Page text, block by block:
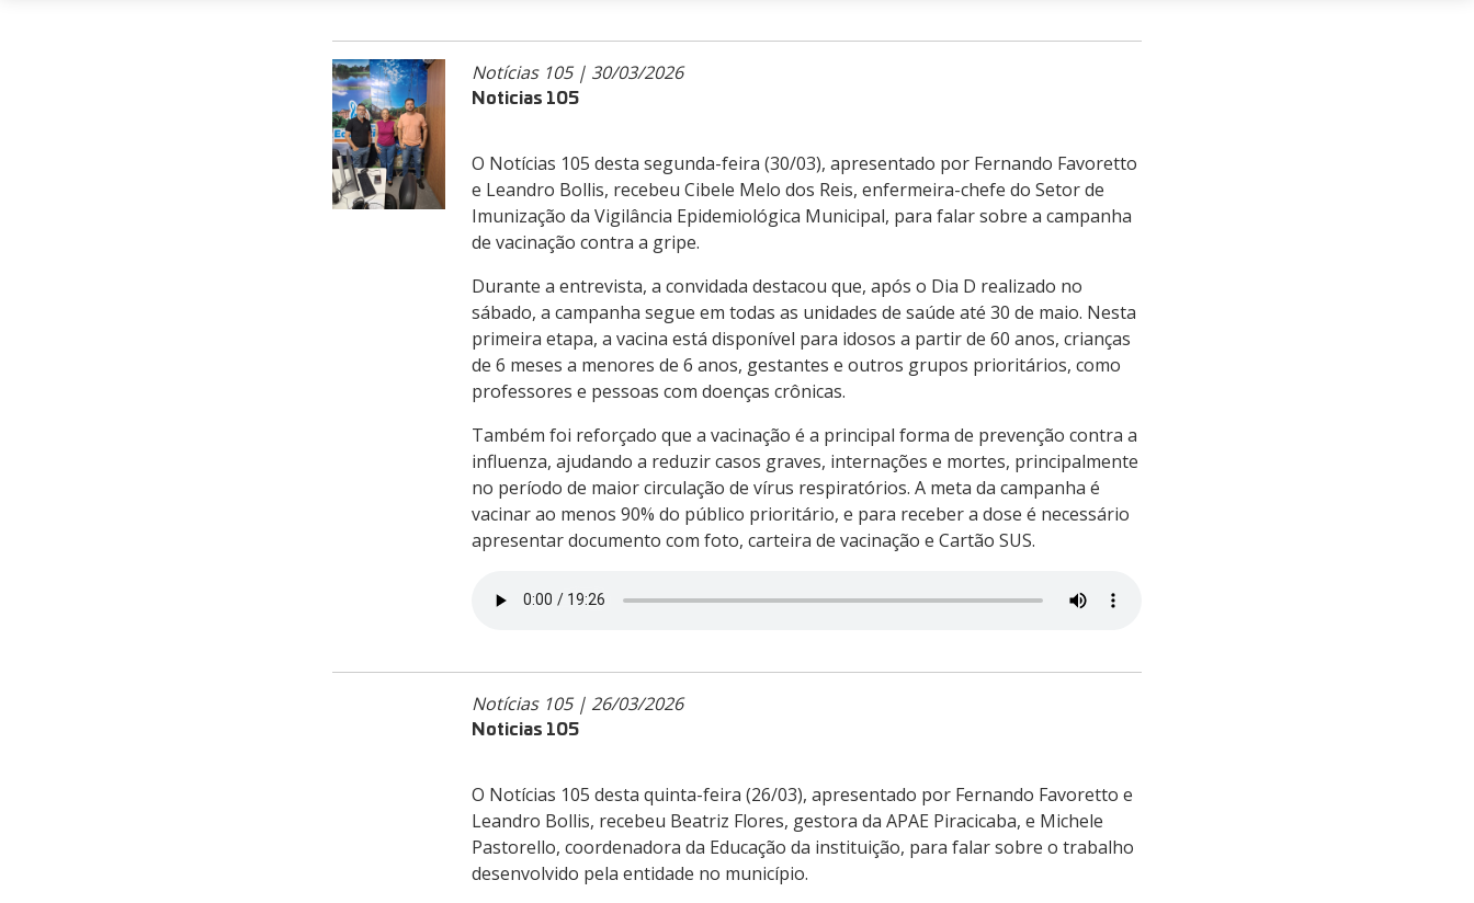
Notícias 105 | 30/03/2026
Noticias 105
O Notícias 105 desta segunda-feira (30/03), apresentado por Fernando Favoretto
e Leandro Bollis, recebeu Cibele Melo dos Reis, enfermeira-chefe do Setor de
Imunização da Vigilância Epidemiológica Municipal, para falar sobre a campanha
de vacinação contra a gripe.
Durante a entrevista, a convidada destacou que, após o Dia D realizado no
sábado, a campanha segue em todas as unidades de saúde até 30 de maio. Nesta
primeira etapa, a vacina está disponível para idosos a partir de 60 anos, crianças
de 6 meses a menores de 6 anos, gestantes e outros grupos prioritários, como
professores e pessoas com doenças crônicas.
Também foi reforçado que a vacinação é a principal forma de prevenção contra a
influenza, ajudando a reduzir casos graves, internações e mortes, principalmente
no período de maior circulação de vírus respiratórios. A meta da campanha é
vacinar ao menos 90% do público prioritário, e para receber a dose é necessário
apresentar documento com foto, carteira de vacinação e Cartão SUS.
Notícias 105 | 26/03/2026
Noticias 105
O Notícias 105 desta quinta-feira (26/03), apresentado por Fernando Favoretto e
Leandro Bollis, recebeu Beatriz Flores, gestora da APAE Piracicaba, e Michele
Pastorello, coordenadora da Educação da instituição, para falar sobre o trabalho
desenvolvido pela entidade no município.